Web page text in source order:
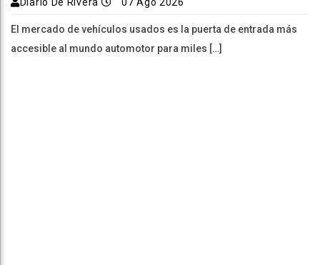
El mercado de vehículos usados es la puerta de entrada más
accesible al mundo automotor para miles […]